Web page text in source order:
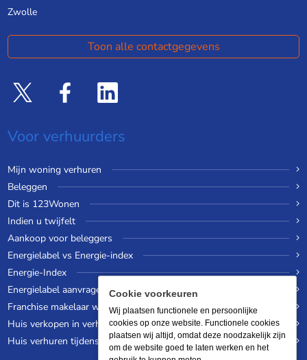
Zwolle
Toon alle contactgegevens
Voor verhuurders
Mijn woning verhuren
Beleggen
Dit is 123Wonen
Indien u twijfelt
Aankoop voor beleggers
Energielabel vs Energie-index
Energie-Index
Energielabel aanvragen
Franchise makelaar worden
Huis verkopen in verhuurde staat
Huis verhuren tijdens een wereldreis
Cookie voorkeuren
Wij plaatsen functionele en persoonlijke
cookies op onze website. Functionele cookies
plaatsen wij altijd, omdat deze noodzakelijk zijn
om de website goed te laten werken en het